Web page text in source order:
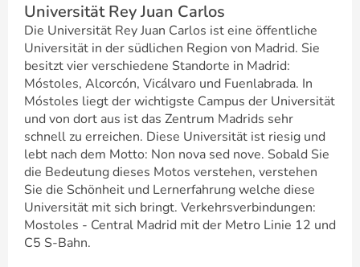
Universität Rey Juan Carlos
Die Universität Rey Juan Carlos ist eine öffentliche
Universität in der südlichen Region von Madrid. Sie
besitzt vier verschiedene Standorte in Madrid:
Móstoles, Alcorcón, Vicálvaro und Fuenlabrada. In
Móstoles liegt der wichtigste Campus der Universität
und von dort aus ist das Zentrum Madrids sehr
schnell zu erreichen. Diese Universität ist riesig und
lebt nach dem Motto: Non nova sed nove. Sobald Sie
die Bedeutung dieses Motos verstehen, verstehen
Sie die Schönheit und Lernerfahrung welche diese
Universität mit sich bringt. Verkehrsverbindungen:
Mostoles - Central Madrid mit der Metro Linie 12 und
C5 S-Bahn.